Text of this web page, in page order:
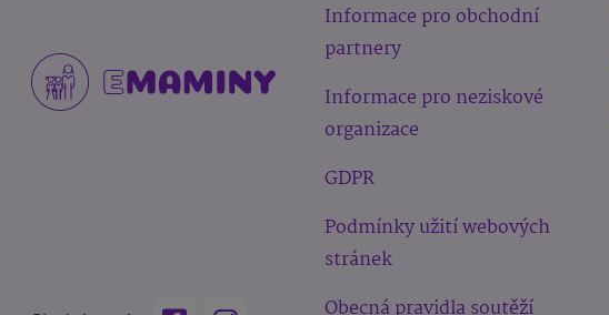
Informace pro obchodní
partnery
Informace pro neziskové
organizace
GDPR
Podmínky užití webových
stránek
Obecná pravidla soutěží